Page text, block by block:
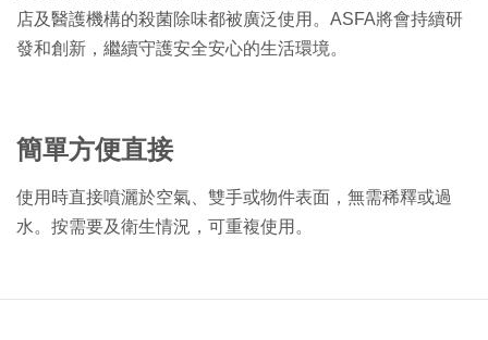
店及醫護機構的殺菌除味都被廣泛使用。ASFA將會持續研
發和創新， 繼續守護安全安心的生活環境。
簡單方便直接
使用時直接噴灑於空氣、雙手或物件表面，無需稀釋或過
水。按需要及衛生情況，可重複使用。